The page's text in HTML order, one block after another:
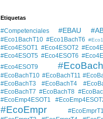
Etiquetas
#Competenciales #EBAU
#Eco1BachT10 #Eco1BachT6
#Eco4ESOT1 #Eco4ESOT2
#Eco4ESOT5 #Eco4ESOT6
#Eco4ESOT9
#EcoBach
#EcoBachT10 #EcoBachT11
#EcoBachT3
#EcoBachT4
#EcoBachT7 #EcoBachT8
#EcoEmp4ESOT1
#EcoEmpr #EcoEmprT1